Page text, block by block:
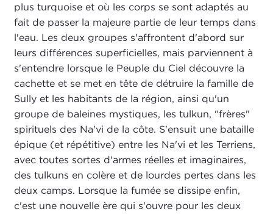
plus turquoise et où les corps se sont adaptés au
fait de passer la majeure partie de leur temps dans
l'eau. Les deux groupes s'affrontent d'abord sur
leurs différences superficielles, mais parviennent à
s'entendre lorsque le Peuple du Ciel découvre la
cachette et se met en tête de détruire la famille de
Sully et les habitants de la région, ainsi qu'un
groupe de baleines mystiques, les tulkun, "frères"
spirituels des Na'vi de la côte. S'ensuit une bataille
épique (et répétitive) entre les Na'vi et les Terriens,
avec toutes sortes d'armes réelles et imaginaires,
des tulkuns en colère et de lourdes pertes dans les
deux camps. Lorsque la fumée se dissipe enfin,
c'est une nouvelle ère qui s'ouvre pour les deux